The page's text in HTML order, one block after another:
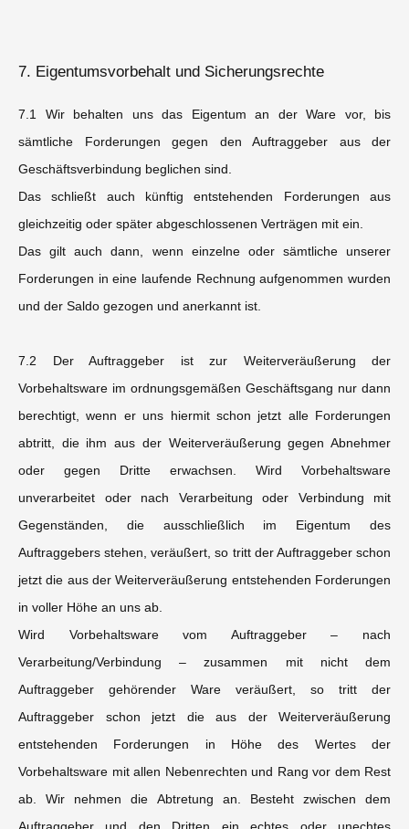
7. Eigentumsvorbehalt und Sicherungsrechte
7.1 Wir behalten uns das Eigentum an der Ware vor, bis
sämtliche Forderungen gegen den Auftraggeber aus der
Geschäftsverbindung beglichen sind.
Das schließt auch künftig entstehenden Forderungen aus
gleichzeitig oder später abgeschlossenen Verträgen mit ein.
Das gilt auch dann, wenn einzelne oder sämtliche unserer
Forderungen in eine laufende Rechnung aufgenommen wurden
und der Saldo gezogen und anerkannt ist.
7.2 Der Auftraggeber ist zur Weiterveräußerung der
Vorbehaltsware im ordnungsgemäßen Geschäftsgang nur dann
berechtigt, wenn er uns hiermit schon jetzt alle Forderungen
abtritt, die ihm aus der Weiterveräußerung gegen Abnehmer
oder gegen Dritte erwachsen. Wird Vorbehaltsware
unverarbeitet oder nach Verarbeitung oder Verbindung mit
Gegenständen, die ausschließlich im Eigentum des
Auftraggebers stehen, veräußert, so tritt der Auftraggeber schon
jetzt die aus der Weiterveräußerung entstehenden Forderungen
in voller Höhe an uns ab.
Wird Vorbehaltsware vom Auftraggeber – nach
Verarbeitung/Verbindung – zusammen mit nicht dem
Auftraggeber gehörender Ware veräußert, so tritt der
Auftraggeber schon jetzt die aus der Weiterveräußerung
entstehenden Forderungen in Höhe des Wertes der
Vorbehaltsware mit allen Nebenrechten und Rang vor dem Rest
ab. Wir nehmen die Abtretung an. Besteht zwischen dem